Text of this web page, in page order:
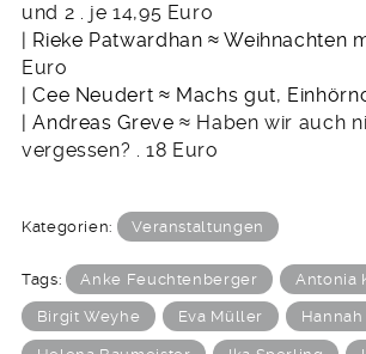
und 2 . je 14,95 Euro
| Rieke Patwardhan ≈ Weihnachten
Euro
| Cee Neudert ≈ Machs gut,
| Andreas Greve ≈ Haben wir auch
vergessen? . 18 Euro
Kategorien: Veranstaltungen
Tags: Anke Feuchtenberger Antonia
Birgit Weyhe Eva Müller